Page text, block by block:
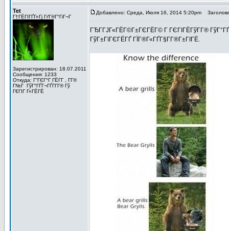
Tet
Г†ГЁГІГҐГ«Гј ГґГ®Г°ГіГ¬Г
Зарегистрирован: 18.07.2011
Сообщения: 1233
Откуда: Г“ГЄГ°Г ГЁГ­Г , Г­Г®
Г№Г ГўГ°ГҐГ¬ГҐГ­Г­Г® Гў
Г€ГІГ Г«ГЁГЁ
Добавлено: Среда, Июля 16, 2014 5:20pm
ГЂГ­ГЈГ«ГЁГ©Г±ГЄГЁГ© Г ГЄГІГЁГўГ­Г®
ГўГ±ГїГЄГЁГҐ ГЇГ®Г«ГҐГ§Г­Г®Г±ГІГЁ.